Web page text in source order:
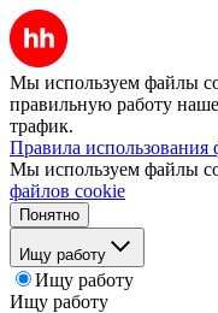
Мы используем файлы
правильную работу
трафик.
Правила использования
Мы используем файлы
файлов cookie
Понятно
Ищу работу
Ищу работу
Ищу работу